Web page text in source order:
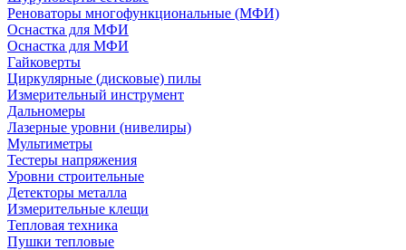
Реноваторы многофункциональные (МФИ)
Оснастка для МФИ
Оснастка для МФИ
Гайковерты
Циркулярные (дисковые) пилы
Измерительный инструмент
Дальномеры
Лазерные уровни (нивелиры)
Мультиметры
Тестеры напряжения
Уровни строительные
Детекторы металла
Измерительные клещи
Тепловая техника
Пушки тепловые